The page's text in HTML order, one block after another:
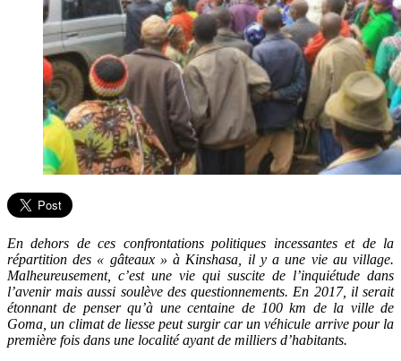
En dehors de ces confrontations politiques incessantes et de la
répartition des « gâteaux » à Kinshasa, il y a une vie au village.
Malheureusement, c’est une vie qui suscite de l’inquiétude dans
l’avenir mais aussi soulève des questionnements. En 2017, il serait
étonnant de penser qu’à une centaine de 100 km de la ville de
Goma, un climat de liesse peut surgir car un véhicule arrive pour la
première fois dans une localité ayant de milliers d’habitants.